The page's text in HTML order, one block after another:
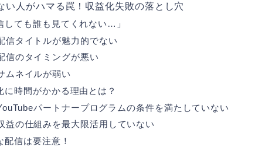
い人がハマる罠！収益化失敗の落とし穴
しても誰も見てくれない…」
信タイトルが魅力的でない
信のタイミングが悪い
ムネイルが弱い
に時間がかかる理由とは？
パートナープログラムの条件を満たしていない
益の仕組みを最大限活用していない
配信は要注意！